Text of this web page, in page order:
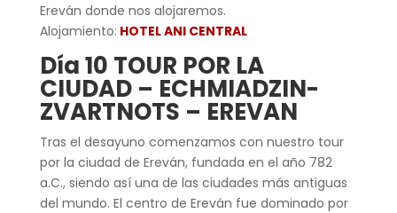
Ereván donde nos alojaremos.
Alojamiento: HOTEL ANI CENTRAL
Día 10 TOUR POR LA
CIUDAD – ECHMIADZIN-
ZVARTNOTS – EREVAN
Tras el desayuno comenzamos con nuestro tour
por la ciudad de Ereván, fundada en el año 782
a.C., siendo así una de las ciudades más antiguas
del mundo. El centro de Ereván fue dominado por